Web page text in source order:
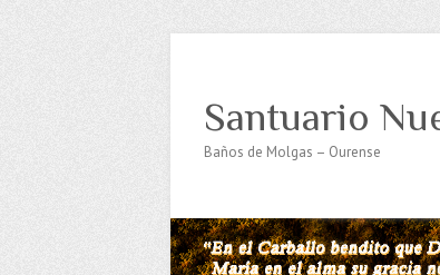
Santuario
Baños de Molgas – Ourense